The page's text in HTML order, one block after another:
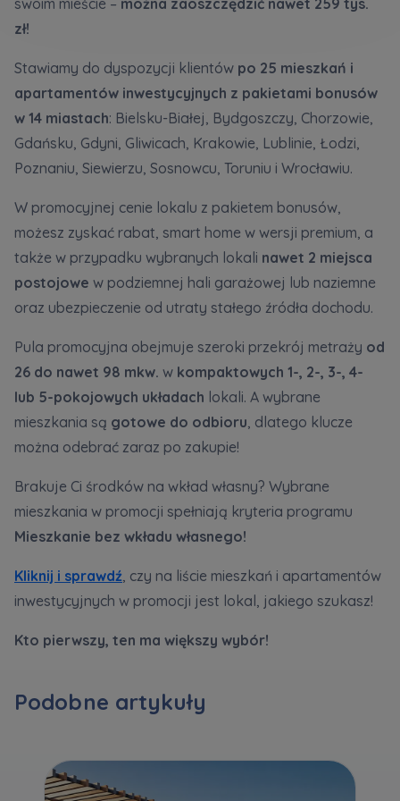
swoim mieście – można zaoszczędzić nawet 259 tys.
zł!
Stawiamy do dyspozycji klientów po 25 mieszkań i
apartamentów inwestycyjnych z pakietami bonusów
w 14 miastach: Bielsku-Białej, Bydgoszczy, Chorzowie,
Gdańsku, Gdyni, Gliwicach, Krakowie, Lublinie, Łodzi,
Poznaniu, Siewierzu, Sosnowcu, Toruniu i Wrocławiu.
W promocyjnej cenie lokalu z pakietem bonusów,
możesz zyskać rabat, smart home w wersji premium, a
także w przypadku wybranych lokali nawet 2 miejsca
postojowe w podziemnej hali garażowej lub naziemne
oraz ubezpieczenie od utraty stałego źródła dochodu.
Pula promocyjna obejmuje szeroki przekrój metraży od
26 do nawet 98 mkw. w kompaktowych 1-, 2-, 3-, 4-
lub 5-pokojowych układach lokali. A wybrane
mieszkania są gotowe do odbioru, dlatego klucze
można odebrać zaraz po zakupie!
Brakuje Ci środków na wkład własny? Wybrane
mieszkania w promocji spełniają kryteria programu
Mieszkanie bez wkładu własnego!
Kliknij i sprawdź, czy na liście mieszkań i apartamentów
inwestycyjnych w promocji jest lokal, jakiego szukasz!
Kto pierwszy, ten ma większy wybór!
Podobne artykuły
E-mail
Zamawiam obsługę w języku ukraińskim (Замовляю
контакт українською мовою)
Informujemy, że w trosce o najwyższą jakość i
Rozwiń
Wyrażam zgodę na otrzymywanie informacji
handlowych od...
Rozwiń
Każdej osobie przysługuje prawo dostępu do
treści swoich
Zawiadomienia o nabyciu lub posiadaniu znacznego
notyfikacje@murapol.pl
Skontaktuj się z nami
Кожна особа має право отримати доступ до
Регламент надання електронних послуг товариством гк
Murapol
Зв’яжіться з нами